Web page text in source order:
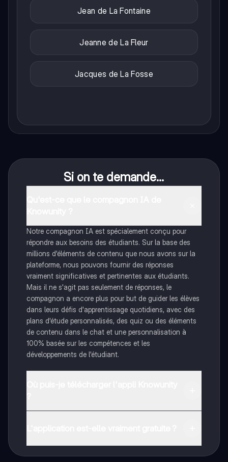
Jean de La Fontaine
Jeanne de La Fleur
Jacques de La Fosse
Si on te demande...
Notre compagnon IA est spécialement conçu pour
répondre aux besoins des étudiants. Sur la base des
millions d'éléments de contenu que nous avons sur la
plateforme, nous pouvons fournir des réponses
vraiment significatives et pertinentes aux étudiants.
Mais il ne s'agit pas seulement de réponses, le
compagnon a encore plus pour but de guider les élèves
dans leurs défis d'apprentissage quotidiens, avec des
plans d'étude personnalisés, des quiz ou des éléments
de contenu dans le chat et une personnalisation à
100% basée sur les compétences et les
développements de l'étudiant.